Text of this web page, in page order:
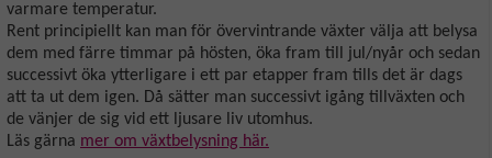
varmare temperatur.
Rent principiellt kan man för övervintrande växter välja att belysa
dem med färre timmar på hösten, öka fram till jul/nyår och sedan
successivt öka ytterligare i ett par etapper fram tills det är dags
att ta ut dem igen. Då sätter man successivt igång tillväxten och
de vänjer de sig vid ett ljusare liv utomhus.
Läs gärna mer om växtbelysning här.